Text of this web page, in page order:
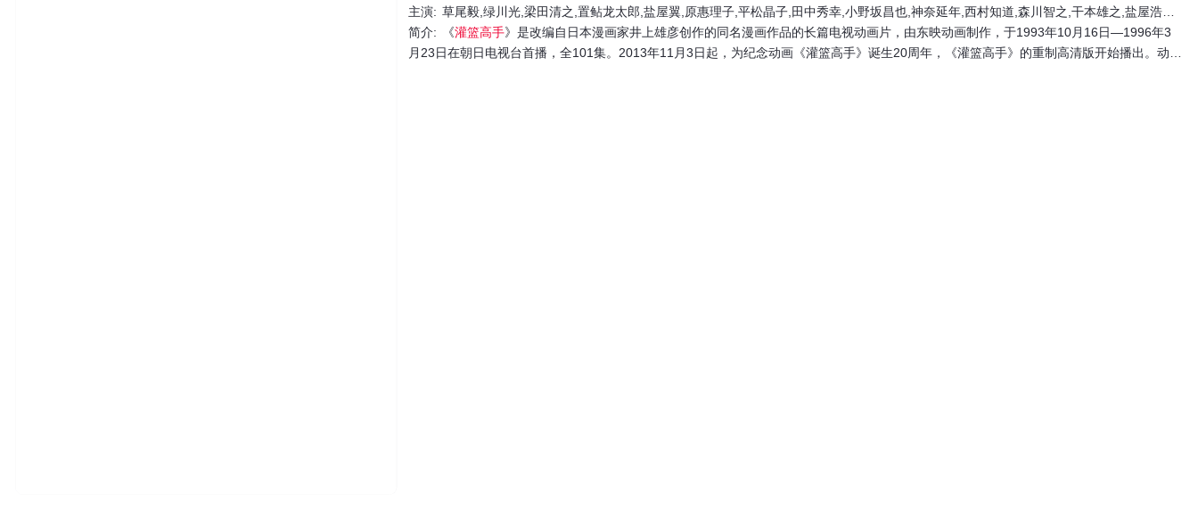
主演: 草尾毅,绿川光,梁田清之,置鲇龙太郎,盐屋翼,原惠理子,平松晶子,田中秀幸,小野坂昌也,神奈延年,西村知道,森川智之,干本雄之,盐屋浩三,佐藤正治,江川央生,大塚芳忠,石川英郎,绪方惠美,石冢运升 Unshô Ishizuka,辻谷耕史,白鸟由里,梅津秀行,官志宏,岸野幸正,土门仁,里内信夫,幸野善之 Kouno Yoshiyuki,曾我部和行,川津泰彦,中尾岩雄 Nakao Michio,辛敏航
简介:
《灌篮高手》是改编自日本漫画家井上雄彦创作的同名漫画作品的长篇电视动画片，由东映动画制作，于1993年10月16日—1996年3
月23日在朝日电视台首播，全101集。2013年11月3日起，为纪念动画《灌篮高手》诞生20周年，《灌篮高手》的重制高清版开始播出。动画